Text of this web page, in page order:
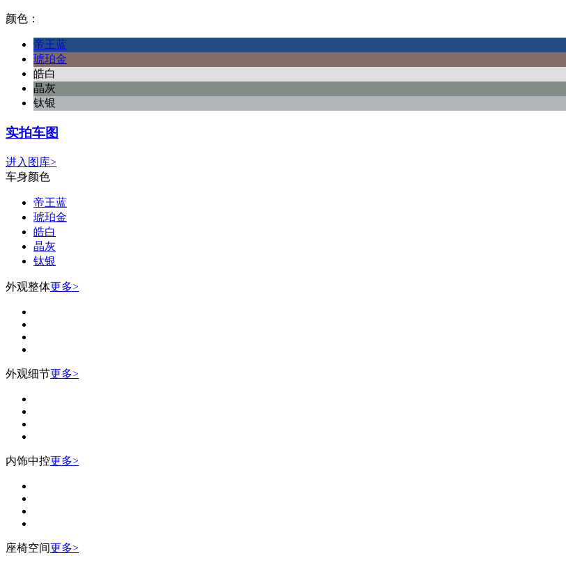
颜色：
帝王蓝
琥珀金
皓白
晶灰
钛银
实拍车图
进入图库>
车身颜色
帝王蓝
琥珀金
皓白
晶灰
钛银
外观整体更多>
外观细节更多>
内饰中控更多>
座椅空间更多>